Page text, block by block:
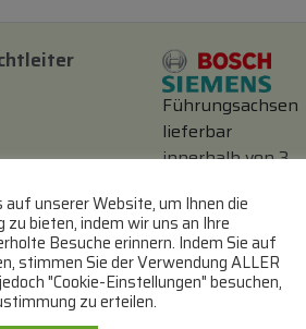
Führungsachsen
lieferbar
innerhalb von 3
Produkt
Warenkorb
auf unserer Website, um Ihnen die
bieten, indem wir uns an Ihre
Besuche erinnern. Indem Sie auf
stimmen Sie der Verwendung ALLER
"Cookie-Einstellungen" besuchen,
zu erteilen.